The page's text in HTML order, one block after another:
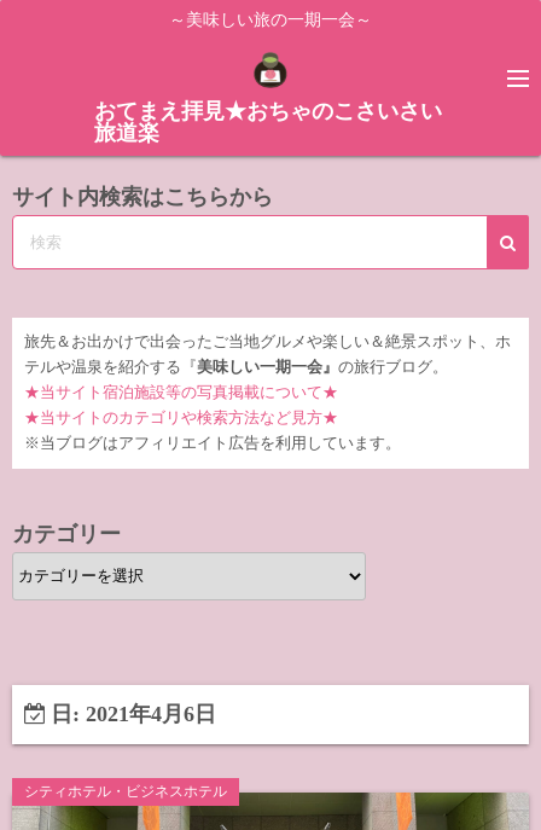
ス
ッ
～美味しい旅の一期一会～
おてまえ拝見★おちゃのこさいさい
旅道楽
サイト内検索はこちらから
旅先＆お出かけで出会ったご当地グルメや楽しい＆絶景スポット、ホ
テルや温泉を紹介する『 美味しい一期一会』 の旅行ブログ。
★当サイト宿泊施設等の写真掲載について★
★当サイトのカテゴリや検索方法など見方★
※当ブログはアフィリエイト広告を利用しています。
カテゴリー
カ
テ
ー
日: 2021年4月6日
シティホテル・ビジネスホテル